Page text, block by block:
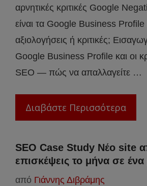
αρνητικές κριτικές Google
είναι τα Google Business
αξιολογήσεις ή κριτικές;
Google Business Profile και οι
SEO — πώς να απαλλαγείτε …
Διαβάστε Περισσότερα
SEO Case Study Νέο site
επισκέψεις το μήνα σε
από Γιάννης Διβράμης